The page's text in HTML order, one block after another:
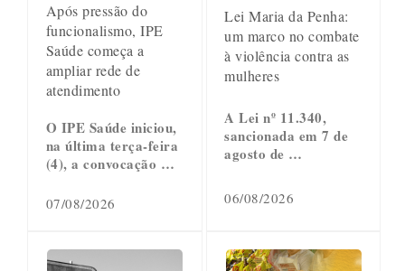
Após pressão do
funcionalismo, IPE
Saúde começa a
ampliar rede de
atendimento
O IPE Saúde iniciou,
na última terça-feira
(4), a convocação …
07/08/2026
Lei Maria da Penha:
um marco no combate
à violência contra as
mulheres
A Lei nº 11.340,
sancionada em 7 de
agosto de …
06/08/2026